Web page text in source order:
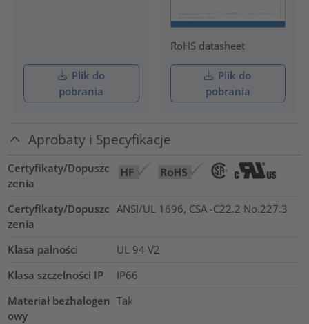
Plik do
pobrania
RoHS datasheet
Plik do
pobrania
Aprobaty i Specyfikacje
Certyfikaty/Dopuszc
zenia
Certyfikaty/Dopuszc
zenia
ANSI/UL 1696, CSA -C22.2 No.227.3
Klasa palności
UL 94 V2
Klasa szczelności IP
IP66
Materiał bezhalogen
owy
Tak